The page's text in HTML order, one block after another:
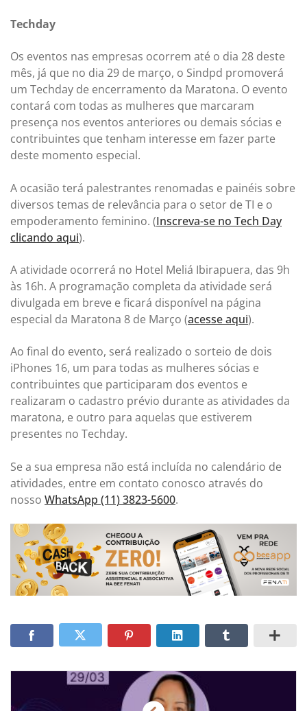
Techday
Os eventos nas empresas ocorrem até o dia 28 deste
mês, já que no dia 29 de março, o Sindpd promoverá
um Techday de encerramento da Maratona. O evento
contará com todas as mulheres que marcaram
presença nos eventos anteriores ou demais sócias e
contribuintes que tenham interesse em fazer parte
deste momento especial.
A ocasião terá palestrantes renomadas e painéis sobre
diversos temas de relevância para o setor de TI e o
empoderamento feminino. (Inscreva-se no Tech Day
clicando aqui).
A atividade ocorrerá no Hotel Meliá Ibirapuera, das 9h
às 16h. A programação completa da atividade será
divulgada em breve e ficará disponível na página
especial da Maratona 8 de Março (acesse aqui).
Ao final do evento, será realizado o sorteio de dois
iPhones 16, um para todas as mulheres sócias e
contribuintes que participaram dos eventos e
realizaram o cadastro prévio durante as atividades da
maratona, e outro para aquelas que estiverem
presentes no Techday.
Se a sua empresa não está incluída no calendário de
atividades, entre em contato conosco através do
nosso WhatsApp (11) 3823-5600.